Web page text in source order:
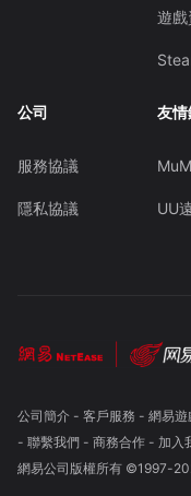
遊
公司
服務協議
隱私協議
友
UU
公司簡介- 客戶服務 - 網易遊
- 聯繫我們- 商務合作- 加入
網易公司版權所有 ©1997-